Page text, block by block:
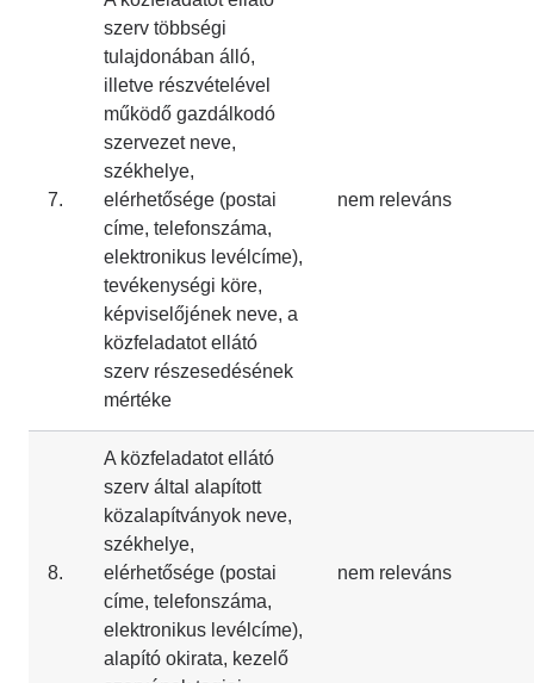
7.
szerv többségi
tulajdonában álló,
illetve részvételével
működő gazdálkodó
szervezet neve,
székhelye,
elérhetősége (postai
címe, telefonszáma,
elektronikus levélcíme),
tevékenységi köre,
képviselőjének neve, a
közfeladatot ellátó
szerv részesedésének
mértéke
nem releváns
8.
A közfeladatot ellátó
szerv által alapított
közalapítványok neve,
székhelye,
elérhetősége (postai
címe, telefonszáma,
elektronikus levélcíme),
alapító okirata, kezelő
nem releváns